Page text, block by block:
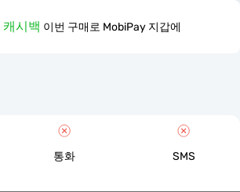
시백 이번 구매로 MobiPay 지갑에
통화 SMS